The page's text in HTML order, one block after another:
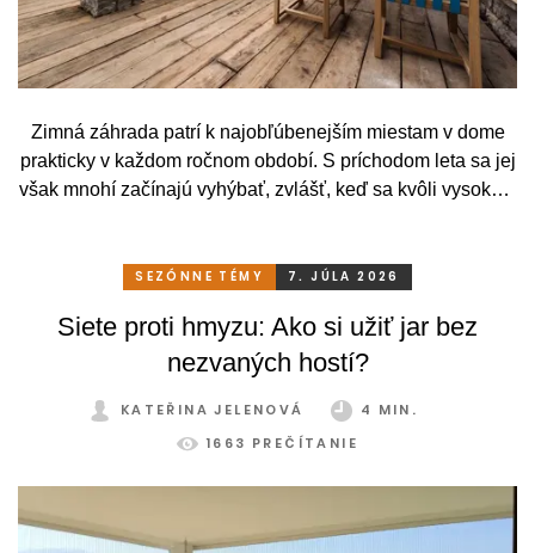
Zimná záhrada patrí k najobľúbenejším miestam v dome
prakticky v každom ročnom období. S príchodom leta sa jej
však mnohí začínajú vyhýbať, zvlášť, keď sa kvôli vysokým
stačí relatívne málo. So správnym, praktickým a šikovným
pohodlne a bez obmedzení po celý rok.
SEZÓNNE TÉMY 7. JÚLA 2026
Siete proti hmyzu: Ako si užiť jar bez
nezvaných hostí?
KATEŘINA JELENOVÁ
4 MIN.
1663 PREČÍTANIE